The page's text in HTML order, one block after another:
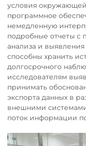
условия
программное
немедленную
подробные отчеты с
анализа и
способны хранить
долгосрочного
исследователям
принимать
экспорта данных в
внешними
поток информации